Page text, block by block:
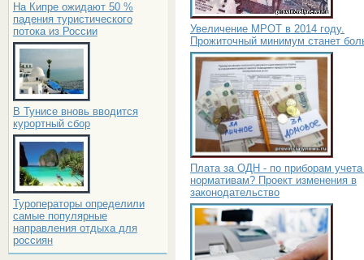
На Кипре ожидают 50 %
падения туристического
потока из России
В Тунисе вновь вводится
курортный сбор
Туроператоры определили
самые популярные
направления отдыха для
россиян
Увеличение МРОТ в 2014 году.
Прожиточный минимум станет
Плата за ОДН - по приборам
нормативам? Проект изменения в
законодательство